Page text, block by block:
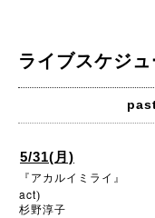
ライブスケジ
5/31(月)
『アカルイミライ』
act)
杉野淳子